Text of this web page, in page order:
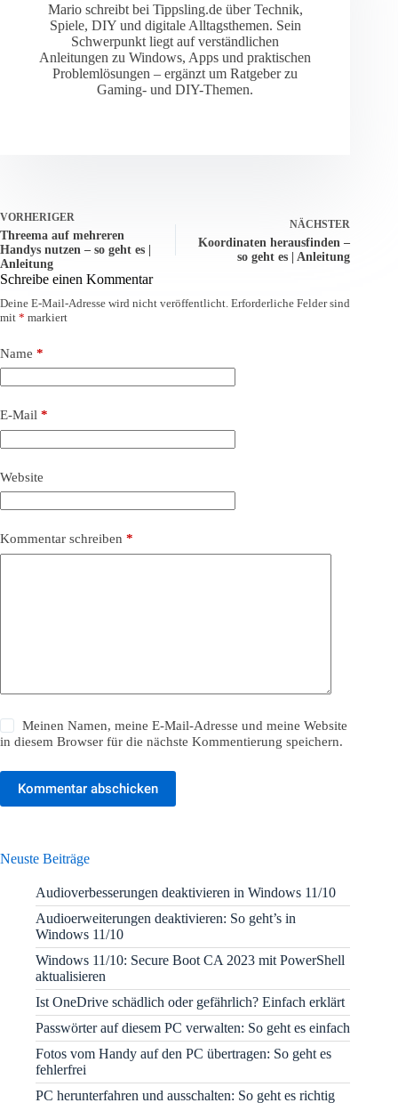
Mario schreibt bei Tippsling.de über Technik,
Spiele, DIY und digitale Alltagsthemen. Sein
Schwerpunkt liegt auf verständlichen
Anleitungen zu Windows, Apps und praktischen
Problemlösungen – ergänzt um Ratgeber zu
Gaming- und DIY-Themen.
VORHERIGER
Threema auf mehreren
Handys nutzen – so geht es |
Anleitung
NÄCHSTER
Koordinaten herausfinden –
so geht es | Anleitung
Schreibe einen Kommentar
Deine E-Mail-Adresse wird nicht veröffentlicht. Erforderliche Felder sind
mit * markiert
Name *
E-Mail *
Website
Kommentar schreiben *
Meinen Namen, meine E-Mail-Adresse und meine Website
in diesem Browser für die nächste Kommentierung speichern.
Kommentar abschicken
Neuste Beiträge
Audioverbesserungen deaktivieren in Windows 11/10
Audioerweiterungen deaktivieren: So geht’s in
Windows 11/10
Windows 11/10: Secure Boot CA 2023 mit PowerShell
aktualisieren
Ist OneDrive schädlich oder gefährlich? Einfach erklärt
Passwörter auf diesem PC verwalten: So geht es einfach
Fotos vom Handy auf den PC übertragen: So geht es
fehlerfrei
PC herunterfahren und ausschalten: So geht es richtig